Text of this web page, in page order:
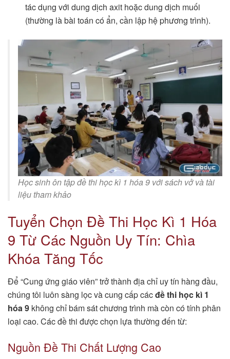
tác dụng với dung dịch axit hoặc dung dịch muối
(thường là bài toán có ẩn, cần lập hệ phương trình).
Học sinh ôn tập đề thi học kì 1 hóa 9 với sách vở và tài
liệu tham khảo
Tuyển Chọn Đề Thi Học Kì 1 Hóa
9 Từ Các Nguồn Uy Tín: Chìa
Khóa Tăng Tốc
Để “Cung ứng giáo viên” trở thành địa chỉ uy tín hàng đầu,
chúng tôi luôn sàng lọc và cung cấp cácđề thi học kì 1
hóa 9 không chỉ bám sát chương trình mà còn có tính phân
loại cao. Các đề thi được chọn lựa thường đến từ:
Nguồn Đề Thi Chất Lượng Cao